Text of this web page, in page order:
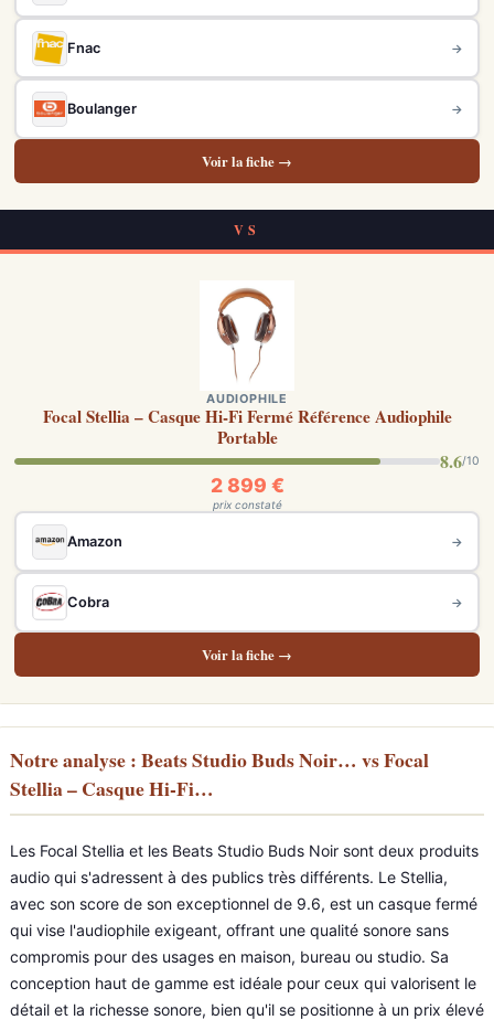
Fnac →
Boulanger →
Voir la fiche →
VS
AUDIOPHILE
Focal Stellia – Casque Hi-Fi Fermé Référence Audiophile
Portable
8.6/10
2 899 €
prix constaté
Amazon →
Cobra →
Voir la fiche →
Notre analyse : Beats Studio Buds Noir… vs Focal
Stellia – Casque Hi-Fi…
Les Focal Stellia et les Beats Studio Buds Noir sont deux produits
audio qui s'adressent à des publics très différents. Le Stellia,
avec son score de son exceptionnel de 9.6, est un casque fermé
qui vise l'audiophile exigeant, offrant une qualité sonore sans
compromis pour des usages en maison, bureau ou studio. Sa
conception haut de gamme est idéale pour ceux qui valorisent le
détail et la richesse sonore, bien qu'il se positionne à un prix élevé